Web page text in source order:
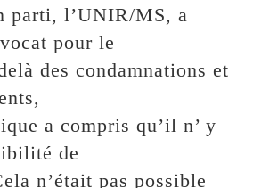
parti, l’UNIR/MS, a
pour le
des condamnations et
a compris qu’il n’ y
de
n’était pas possible